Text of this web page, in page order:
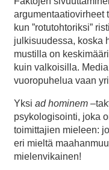
argumentaatiovirheet
kun ”rotutohtoriksi”
julkisuudessa, koska
mustilla on
kuin valkoisilla.
vuoropuhelua vaan
Yksi ad hominem
psykologisointi, joka
toimittajien mieleen:
eri mieltä
mielenvikainen!